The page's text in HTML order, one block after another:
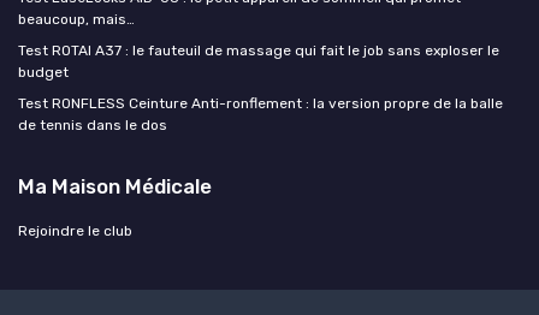
beaucoup, mais…
Test ROTAI A37 : le fauteuil de massage qui fait le job sans exploser le
budget
Test RONFLESS Ceinture Anti-ronflement : la version propre de la balle
de tennis dans le dos
Ma Maison Médicale
Rejoindre le club